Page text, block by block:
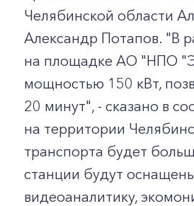
Челябинской области
Александр Потапов. "В
на площадке АО "НПО
мощностью 150 кВт,
20 минут", - сказано в
на территории
транспорта будет
станции будут
видеоаналитику,